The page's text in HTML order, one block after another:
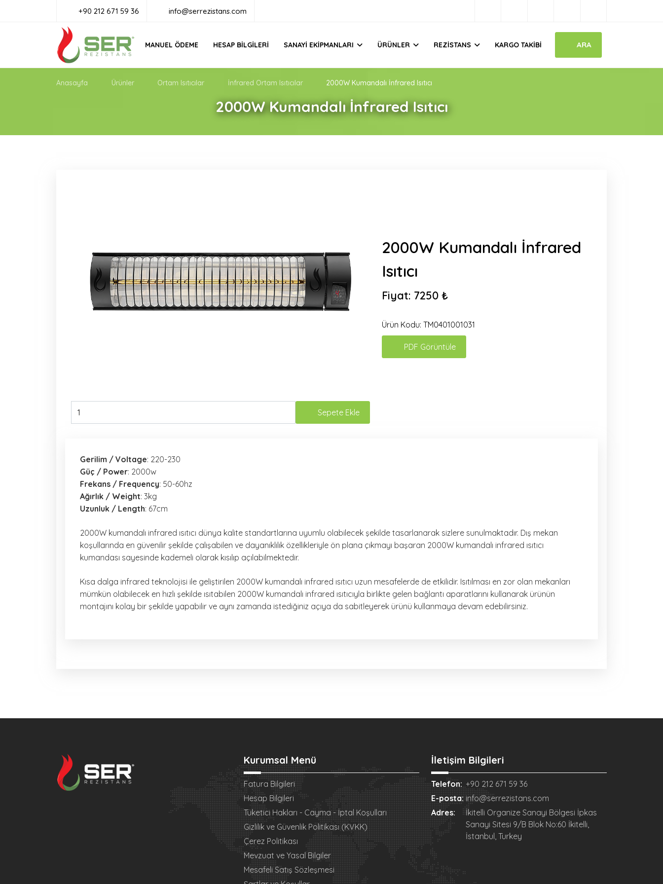
+90 212 671 59 36 info@serrezistans.com
MANUEL ÖDEME HESAP BILGILERI SANAYI EKIPMANLARI ÜRÜNLER REZISTANS KARGO TAKIBI ARA
2000W Kumandalı İnfrared Isıtıcı
Anasayfa Ürünler Ortam Isıtıcılar İnfrared Ortam Isıtıcılar 2000W Kumandalı İnfrared Isıtıcı
Sepete Ekle
2000W Kumandalı İnfrared
Isıtıcı
Fiyat: 7250 ₺
Ürün Kodu: TM0401001031
PDF Görüntüle
Gerilim / Voltage: 220-230
Güç / Power: 2000w
Frekans / Frequency: 50-60hz
Ağırlık / Weight: 3kg
Uzunluk / Length: 67cm
2000W kumandalı infrared ısıtıcı dünya kalite standartlarına uyumlu olabilecek şekilde tasarlanarak sizlere sunulmaktadır. Dış mekan
koşullarında en güvenilir şekilde çalışabilen ve dayanıklılık özellikleriyle ön plana çıkmayı başaran 2000W kumandalı infrared ısıtıcı
kumandası sayesinde kademeli olarak kısılıp açılabilmektedir.
Kısa dalga infrared teknolojisi ile geliştirilen 2000W kumandalı infrared ısıtıcı uzun mesafelerde de etkilidir. Isıtılması en zor olan mekanları
mümkün olabilecek en hızlı şekilde ısıtabilen 2000W kumandalı infrared ısıtıcıyla birlikte gelen bağlantı aparatlarını kullanarak ürünün
montajını kolay bir şekilde yapabilir ve aynı zamanda istediğiniz açıya da sabitleyerek ürünü kullanmaya devam edebilirsiniz.
Kurumsal Menü
Fatura Bilgileri
Hesap Bilgileri
Tüketici Hakları - Cayma - İptal Koşulları
Gizlilik ve Güvenlik Politikası (KVKK)
Çerez Politikası
Mevzuat ve Yasal Bilgiler
Mesafeli Satış Sözleşmesi
İletişim Bilgileri
Telefon: +90 212 671 59 36
E-posta: info@serrezistans.com
Adres:
İkitelli Organize Sanayi Bölgesi İpkas
Sanayi Sitesi 9/B Blok No:60 İkitelli,
İstanbul, Turkey